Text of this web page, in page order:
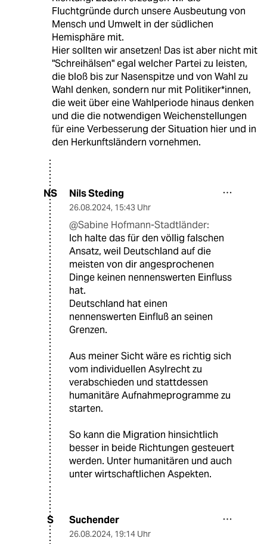
Fluchtgründe durch unsere Ausbeutung von
Mensch und Umwelt in der südlichen
Hemisphäre mit.
Hier sollten wir ansetzen! Das ist aber nicht mit
"Schreihälsen" egal welcher Partei zu leisten,
die bloß bis zur Nasenspitze und von Wahl zu
Wahl denken, sondern nur mit Politiker*innen,
die weit über eine Wahlperiode hinaus denken
und die die notwendigen Weichenstellungen
für eine Verbesserung der Situation hier und in
den Herkunftsländern vornehmen.
NS Nils Steding
26.08.2024, 15:43 Uhr
@Sabine Hofmann-Stadtländer:
Ich halte das für den völlig falschen
Ansatz, weil Deutschland auf die
meisten von dir angesprochenen
Dinge keinen nennenswerten Einfluss
hat.
Deutschland hat einen
nennenswerten Einfluß an seinen
Grenzen.
Aus meiner Sicht wäre es richtig sich
vom individuellen Asylrecht zu
verabschieden und stattdessen
humanitäre Aufnahmeprogramme zu
starten.
So kann die Migration hinsichtlich
besser in beide Richtungen gesteuert
werden. Unter humanitären und auch
unter wirtschaftlichen Aspekten.
S Suchender
26.08.2024, 19:14 Uhr